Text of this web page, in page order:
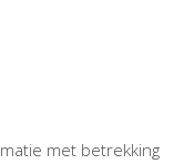
met betrekking